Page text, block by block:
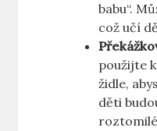
babu“.
což učí
použijte
židle,
děti